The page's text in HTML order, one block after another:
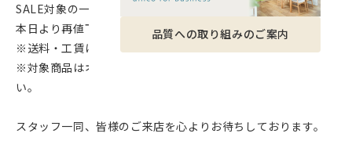
品質への取り組みのご案内
SALE対象の一部家具やファブリック、インテリア雑貨等が
本日より再値下げで20～50％OFF
※送料・工賃はお値引き対象外です。
※対象商品はオンラインショップ、店頭にてお確かめくださ
い。
スタッフ一同、皆様のご来店を心よりお待ちしております。